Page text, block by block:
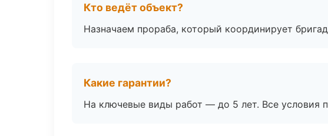
Кто ведёт объект?
Назначаем прораба, который координирует
Какие гарантии?
На ключевые виды работ — до 5 лет. Все условия